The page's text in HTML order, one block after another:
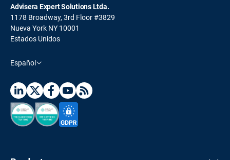
Advisera Expert Solutions Ltda.
1178 Broadway, 3rd Floor #3829
Nueva York NY 10001
Estados Unidos
Español